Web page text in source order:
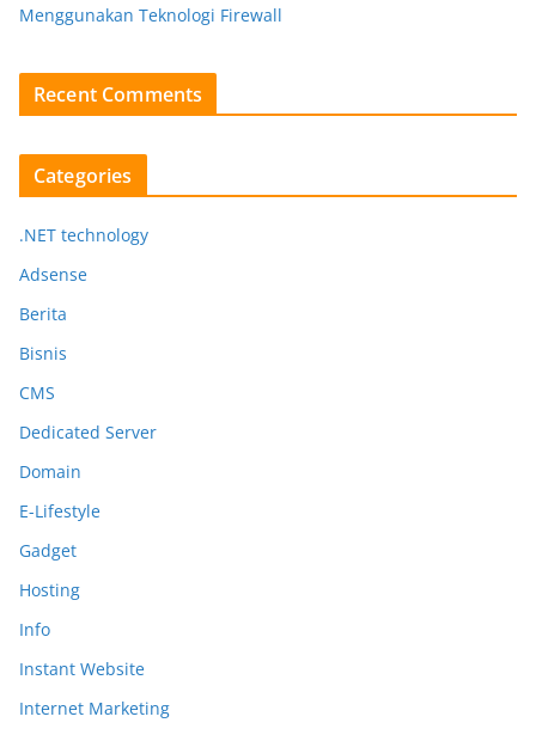
Menggunakan Teknologi Firewall
Recent Comments
Categories
.NET technology
Adsense
Berita
Bisnis
CMS
Dedicated Server
Domain
E-Lifestyle
Gadget
Hosting
Info
Instant Website
Internet Marketing